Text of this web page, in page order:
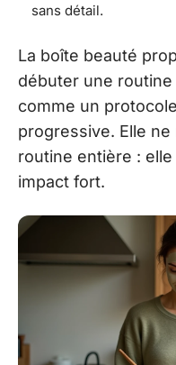
sans détail.
La boîte beauté
débuter une
comme un
progressive. Elle
routine entière :
impact fort.